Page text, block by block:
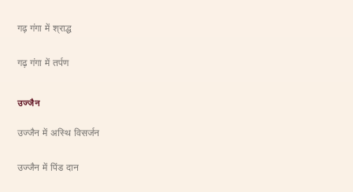
गढ़ गंगा में श्राद्ध
गढ़ गंगा में तर्पण
उज्जैन
उज्जैन में अस्थि विसर्जन
उज्जैन में पिंड दान